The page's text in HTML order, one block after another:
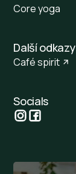
Core yoga
Další odkazy
Café spirit
Socials